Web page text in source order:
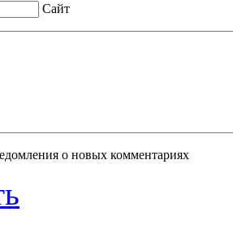
Сайт
о новых комментариях